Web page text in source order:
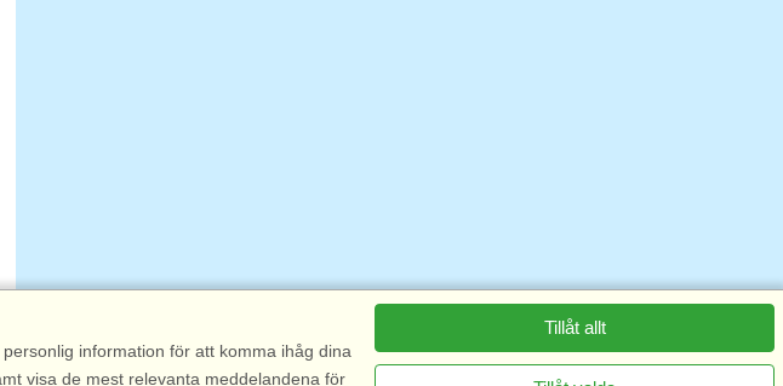
information för att komma ihåg dina
visa de mest relevanta meddelandena för
Tillåt allt